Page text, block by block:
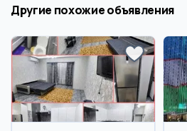
Другие похожие объявления